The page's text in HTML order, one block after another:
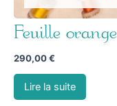
Feuille orange
290,00€
Lire la suite